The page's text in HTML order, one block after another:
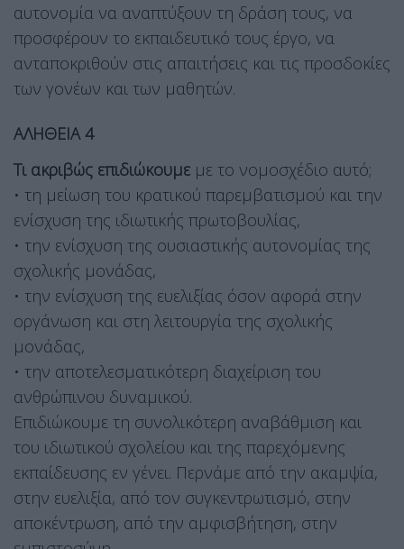
αυτονομία να αναπτύξουν τη δράση τους, να
προσφέρουν το εκπαιδευτικό τους έργο, να
ανταποκριθούν στις απαιτήσεις και τις προσδοκίες
των γονέων και των μαθητών.
ΑΛΗΘΕΙΑ 4
Τι ακριβώς επιδιώκουμε με το νομοσχέδιο αυτό;
• τη μείωση του κρατικού παρεμβατισμού και την
ενίσχυση της ιδιωτικής πρωτοβουλίας,
• την ενίσχυση της ουσιαστικής αυτονομίας της
σχολικής μονάδας,
• την ενίσχυση της ευελιξίας όσον αφορά στην
οργάνωση και στη λειτουργία της σχολικής
μονάδας,
• την αποτελεσματικότερη διαχείριση του
ανθρώπινου δυναμικού.
Επιδιώκουμε τη συνολικότερη αναβάθμιση και
του ιδιωτικού σχολείου και της παρεχόμενης
εκπαίδευσης εν γένει. Περνάμε από την ακαμψία,
στην ευελιξία, από τον συγκεντρωτισμό, στην
αποκέντρωση, από την αμφισβήτηση, στην